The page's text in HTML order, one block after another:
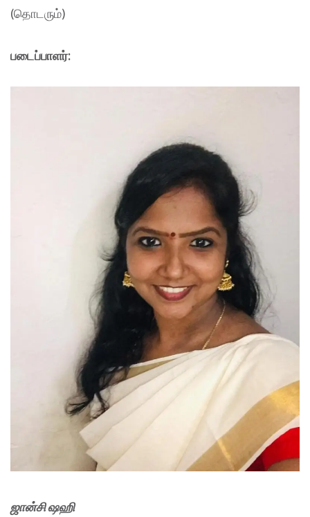
(தொடரும்)
படைப்பாளர்:
ஜான்சி ஷஹி